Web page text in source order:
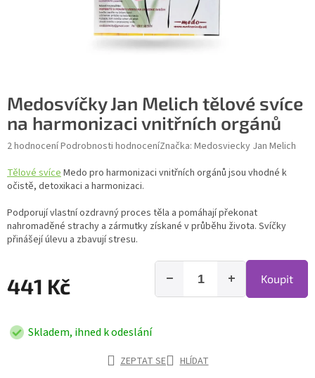
Medosvíčky Jan Melich tělové svíce
na harmonizaci vnitřních orgánů
Průměrné hodnocení produktu je 5,0 z 5 hvězdiček.
2 hodnoceníPodrobnosti hodnoceníZnačka: Medosviecky Jan Melich
Tělové svíceMedo pro harmonizaci vnitřních orgánů jsou vhodné k
očistě, detoxikaci a harmonizaci.
Podporují vlastní ozdravný proces těla a pomáhají překonat
nahromaděné strachy a zármutky získané v průběhu života. Svíčky
přinášejí úlevu a zbavují stresu.
441 Kč +
− Koupit
Skladem, ihned k odeslání
ZEPTAT SE HLÍDAT